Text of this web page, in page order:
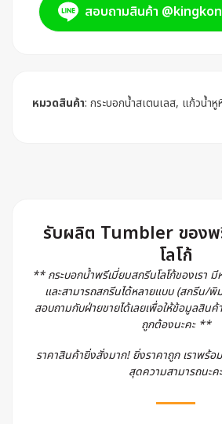
สอบถามสินค้า
หมวดสินค้า: กระบอกน้ำสเตนเลส, แก้วน้ำหู
รับผลิต Tumbler ของพ
โลโก้
** กระบอกน้ำพรีเมี่ยมสกรีนโลโก้ของเรา
และสามารถสกรีนได้หลายแบบ (สกรีน/พิ
สอบถามกับฝ่ายขายได้เลยเพื่อให้ข้อมูลสิน
ถูกต้องนะคะ **
ราคาสินค้ายิ่งสั่งมาก! ยิ่งราคาถูก เราพร้อ
สุดความสามารถนะคะ